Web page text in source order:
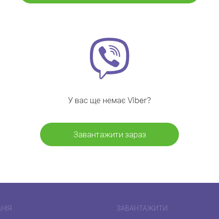
У вас ще немає Viber?
Завантажити зараз
ЗАВАНТАЖИТИ